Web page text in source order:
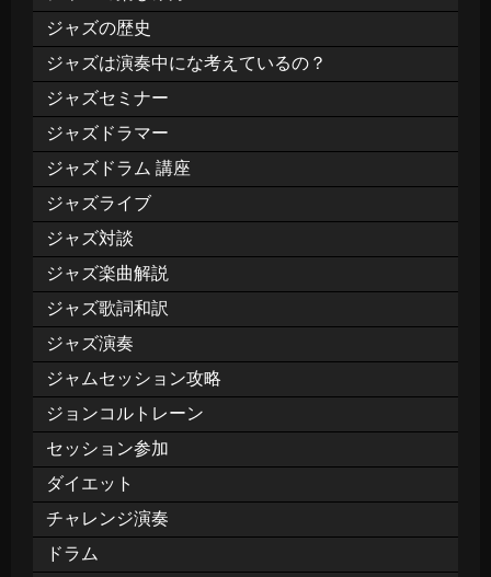
ジャズの歴史
ジャズは演奏中にな考えているの？
ジャズセミナー
ジャズドラマー
ジャズドラム 講座
ジャズライブ
ジャズ対談
ジャズ楽曲解説
ジャズ歌詞和訳
ジャズ演奏
ジャムセッション攻略
ジョンコルトレーン
セッション参加
ダイエット
チャレンジ演奏
ドラム